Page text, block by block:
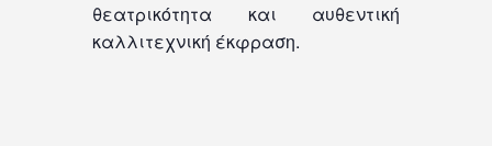
θεατρικότητα και αυθεντική
καλλιτεχνική έκφραση.